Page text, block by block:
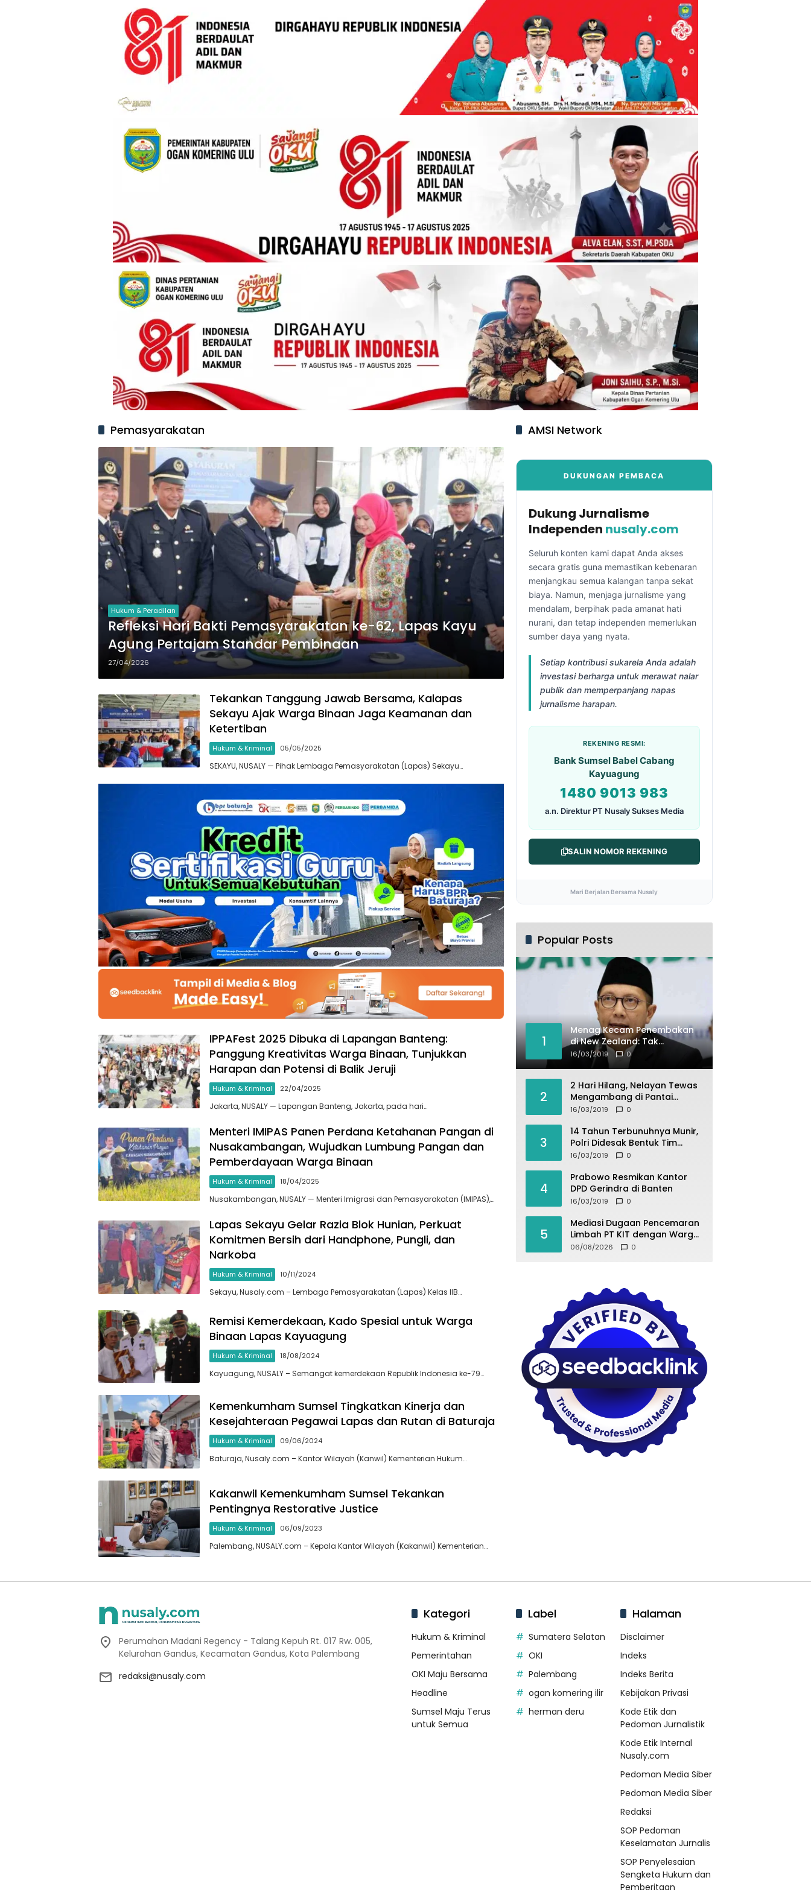
Pemasyarakatan
Hukum & Peradilan
Refleksi Hari Bakti Pemasyarakatan ke-62, Lapas Kayu
Agung Pertajam Standar Pembinaan
27/04/2026
Tekankan Tanggung Jawab Bersama, Kalapas
Sekayu Ajak Warga Binaan Jaga Keamanan dan
Ketertiban
Hukum & Kriminal 05/05/2025
SEKAYU, NUSALY — Pihak Lembaga Pemasyarakatan (Lapas) Sekayu…
IPPAFest 2025 Dibuka di Lapangan Banteng:
Panggung Kreativitas Warga Binaan, Tunjukkan
Harapan dan Potensi di Balik Jeruji
Hukum & Kriminal 22/04/2025
Jakarta, NUSALY — Lapangan Banteng, Jakarta, pada hari…
Menteri IMIPAS Panen Perdana Ketahanan Pangan di
Nusakambangan, Wujudkan Lumbung Pangan dan
Pemberdayaan Warga Binaan
Hukum & Kriminal 18/04/2025
Nusakambangan, NUSALY — Menteri Imigrasi dan Pemasyarakatan (IMIPAS),…
Lapas Sekayu Gelar Razia Blok Hunian, Perkuat
Komitmen Bersih dari Handphone, Pungli, dan
Narkoba
Hukum & Kriminal 10/11/2024
Sekayu, Nusaly.com – Lembaga Pemasyarakatan (Lapas) Kelas IIB…
Remisi Kemerdekaan, Kado Spesial untuk Warga
Binaan Lapas Kayuagung
Hukum & Kriminal 18/08/2024
Kayuagung, NUSALY – Semangat kemerdekaan Republik Indonesia ke-79…
Kemenkumham Sumsel Tingkatkan Kinerja dan
Kesejahteraan Pegawai Lapas dan Rutan di Baturaja
Hukum & Kriminal 09/06/2024
Baturaja, Nusaly.com – Kantor Wilayah (Kanwil) Kementerian Hukum…
Kakanwil Kemenkumham Sumsel Tekankan
Pentingnya Restorative Justice
Hukum & Kriminal 06/09/2023
Palembang, NUSALY.com – Kepala Kantor Wilayah (Kakanwil) Kementerian…
AMSI Network
DUKUNGAN PEMBACA
Dukung Jurnalisme
Independen nusaly.com
Seluruh konten kami dapat Anda akses
secara gratis guna memastikan kebenaran
menjangkau semua kalangan tanpa sekat
biaya. Namun, menjaga jurnalisme yang
mendalam, berpihak pada amanat hati
nurani, dan tetap independen memerlukan
sumber daya yang nyata.
Setiap kontribusi sukarela Anda adalah
investasi berharga untuk merawat nalar
publik dan memperpanjang napas
jurnalisme harapan.
REKENING RESMI:
Bank Sumsel Babel Cabang
Kayuagung
1480 9013 983
a.n. Direktur PT Nusaly Sukses Media
SALIN NOMOR REKENING
Mari Berjalan Bersama Nusaly
Popular Posts
1
Menag Kecam Penembakan
di New Zealand: Tak
Berperikemanusiaan!
16/03/2019 0
2
2 Hari Hilang, Nelayan Tewas
Mengambang di Pantai
Cipalawah Garut
16/03/2019 0
3
14 Tahun Terbunuhnya Munir,
Polri Didesak Bentuk Tim
Khusus
16/03/2019 0
4
Prabowo Resmikan Kantor
DPD Gerindra di Banten
16/03/2019 0
5
Mediasi Dugaan Pencemaran
Limbah PT KIT dengan Warga
Desa Kurup Berujung Buntu
06/08/2026 0
Perumahan Madani Regency - Talang Kepuh Rt. 017 Rw. 005,
Kelurahan Gandus, Kecamatan Gandus, Kota Palembang
redaksi@nusaly.com
Kategori
Hukum & Kriminal
Pemerintahan
OKI Maju Bersama
Headline
Sumsel Maju Terus
untuk Semua
Label
Sumatera Selatan
OKI
Palembang
ogan komering ilir
herman deru
Halaman
Disclaimer
Indeks
Indeks Berita
Kebijakan Privasi
Kode Etik dan
Pedoman Jurnalistik
Kode Etik Internal
Nusaly.com
Pedoman Media Siber
Pedoman Media Siber
Redaksi
SOP Pedoman
Keselamatan Jurnalis
SOP Penyelesaian
Sengketa Hukum dan
Pemberitaan